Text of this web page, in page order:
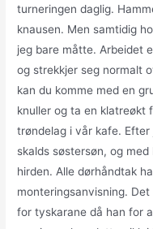
turneringen daglig.
knausen. Men samtidig
jeg bare måtte. Arbeidet
og strekkjer seg normalt
kan du komme med en
knuller og ta en klatreøkt
trøndelag i vår kafe.
skalds søstersøn, og
hirden. Alle dørhåndtak
monteringsanvisning.
for tyskarane då han for